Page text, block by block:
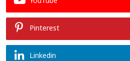
Pinterest
Linkedin